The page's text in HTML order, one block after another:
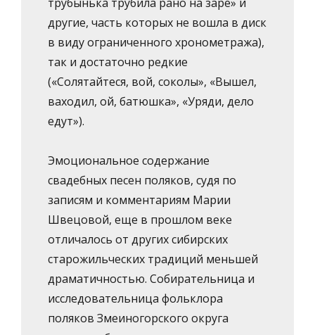
другие, часть которых не вошла в диск
в виду ограниченного хронометража),
так и достаточно редкие
(«Солятайтеся, вой, соколы», «Вышел,
ваходил, ой, батюшка», «Уряди, дело
едут»).
Эмоциональное содержание
свадебных песен поляков, судя по
записям и комментариям Марии
Швецовой, еще в прошлом веке
отличалось от других сибирских
старожильческих традиций меньшей
драматичностью. Собирательница и
исследовательница фольклора
поляков Змеиногорского округа